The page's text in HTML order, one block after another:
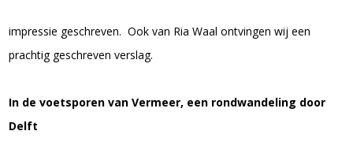
impressie geschreven. Ook van Ria Waal ontvingen wij een
prachtig geschreven verslag.
In de voetsporen van Vermeer, een rondwandeling door
Delft